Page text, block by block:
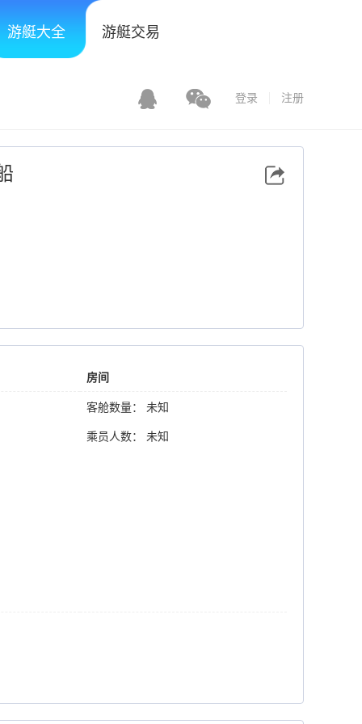
游艇大全 游艇交易
登录 注册
房间
客舱数量： 未知
乘员人数： 未知